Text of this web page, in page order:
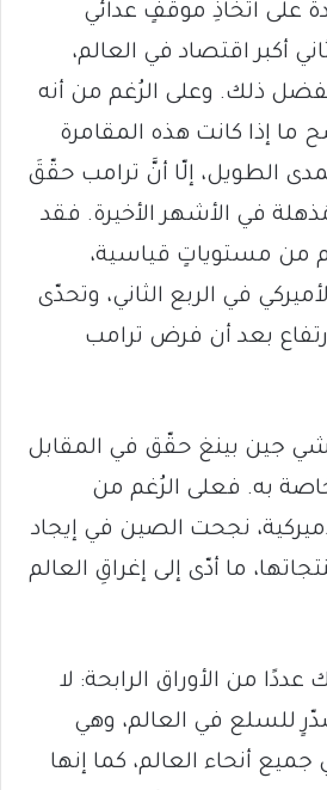
على اتّخاذِ موقفٍ عدائي
أكبر اقتصاد في العالم،
ذلك. وعلى الرُغم من أنه
ما إذا كانت هذه المقامرة
الطويل، إلّا أنَّ ترامب حقّقَ
في الأشهر الأخيرة. فقد
من مستوياتٍ قياسية،
في الربع الثاني، وتحدّى
بعد أن فرض ترامب
شي جين بينغ حقّق في المقابل
به. فعلى الرُغم من
نجحت الصين في إيجاد
ما أدّى إلى إغراقِ العالم
من الأوراق الرابحة: لا
للسلع في العالم، وهي
أنحاء العالم، كما إنها